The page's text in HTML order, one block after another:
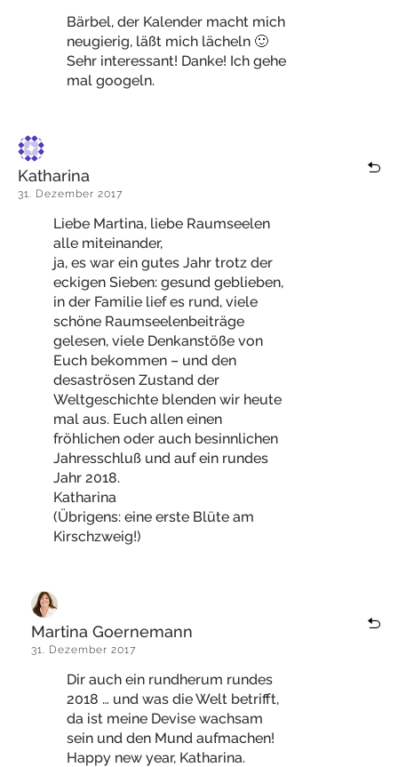
Bärbel, der Kalender macht mich
neugierig, läßt mich lächeln 🙂
Sehr interessant! Danke! Ich gehe
mal googeln.
Katharina
31. Dezember 2017
Liebe Martina, liebe Raumseelen
alle miteinander,
ja, es war ein gutes Jahr trotz der
eckigen Sieben: gesund geblieben,
in der Familie lief es rund, viele
schöne Raumseelenbeiträge
gelesen, viele Denkanstöße von
Euch bekommen – und den
desaströsen Zustand der
Weltgeschichte blenden wir heute
mal aus. Euch allen einen
fröhlichen oder auch besinnlichen
Jahresschluß und auf ein rundes
Jahr 2018.
Katharina
(Übrigens: eine erste Blüte am
Kirschzweig!)
Martina Goernemann
31. Dezember 2017
Dir auch ein rundherum rundes
2018 … und was die Welt betrifft,
da ist meine Devise wachsam
sein und den Mund aufmachen!
Happy new year, Katharina.